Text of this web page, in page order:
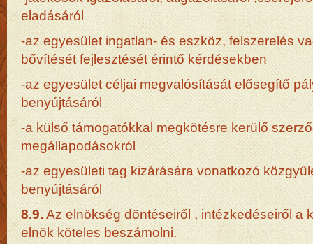
eladásáról
-az egyesület ingatlan- és eszköz, felszerelés
bővítését fejlesztését érintő kérdésekben
-az egyesület céljai megvalósítását elősegítő
benyújtásáról
-a külső támogatókkal megkötésre kerülő
megállapodásokról
-az egyesületi tag kizárására vonatkozó
benyújtásáról
8.9. Az elnökség döntéseiről , intézkedéseiről a
elnök köteles beszámolni.